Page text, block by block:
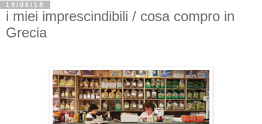
19/06/18
i miei imprescindibili / cosa compro in
Grecia